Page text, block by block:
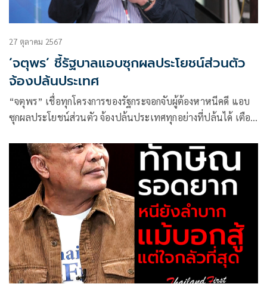
27 ตุลาคม 2567
‘จตุพร’ ชี้รัฐบาลแอบซุกผลประโยชน์ส่วนตัว
จ้องปล้นประเทศ
“จตุพร” เชื่อทุกโครงการของรัฐกระจอกจับผู้ต้องหาหนีคดี แอบ
ซุกผลประโยชน์ส่วนตัว จ้องปล้นประเทศทุกอย่างที่ปล้นได้ เตือน
ประโยชน์ทันที ลั่นเงินเยียวยาตากใบไม่แตกต่างเยียวยาเสื้อแดง
ถ้าเพื่อไทยหาเสียงให้เสื้อแดงยื่น กม.เอาผิดได้เอง ตากใบต้อง
ทำได้เช่นกัน